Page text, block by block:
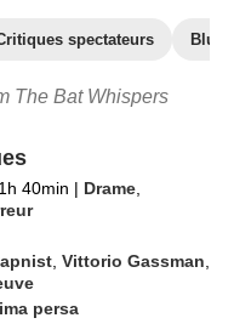
spectateurs Blu-
The Bat Whispers
1h 40min | Drame
,Vittorio Gassman
persa